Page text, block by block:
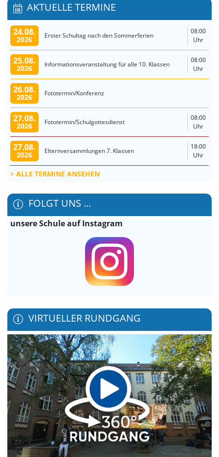
AKTUELLE TERMINE
24.08.
2026 Erster Schultag nach den Sommerferien
08:00
Uhr
25.08.
2026 Informationsveranstaltung für alle 10. Klassen
08:00
Uhr
26.08.
2026 Fototermin/Konferenz
27.08.
2026 Fototermin/Schulgottesdienst
08:00
Uhr
27.08.
2026 Elternversammlungen 7. Klassen
18:00
Uhr
ALLE TERMINE ANSEHEN
FOLGT UNS ...
unsere Schule auf Instagram
VIRTUELLER RUNDGANG